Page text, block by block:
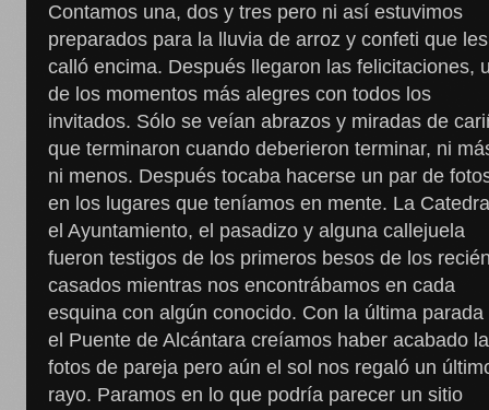
Contamos una, dos y tres pero ni así estuvimos
preparados para la lluvia de arroz y confeti que les
calló encima. Después llegaron las felicitaciones,
de los momentos más alegres con todos los
invitados. Sólo se veían abrazos y miradas de
que terminaron cuando deberieron terminar, ni
ni menos. Después tocaba hacerse un par de
en los lugares que teníamos en mente. La
el Ayuntamiento, el pasadizo y alguna callejuela
fueron testigos de los primeros besos de los
casados mientras nos encontrábamos en cada
esquina con algún conocido. Con la última parada
el Puente de Alcántara creíamos haber acabado
fotos de pareja pero aún el sol nos regaló un
rayo. Paramos en lo que podría parecer un sitio